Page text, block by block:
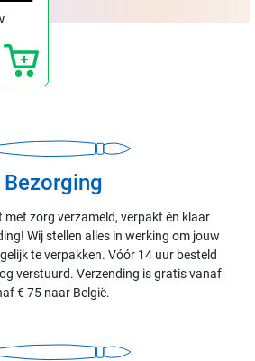
Bezorging
zorg verzameld, verpakt én klaar
Wij stellen alles in werking om jouw
te verpakken. Vóór 14 uur besteld
verstuurd. Verzending is gratis vanaf
€ 75 naar België.